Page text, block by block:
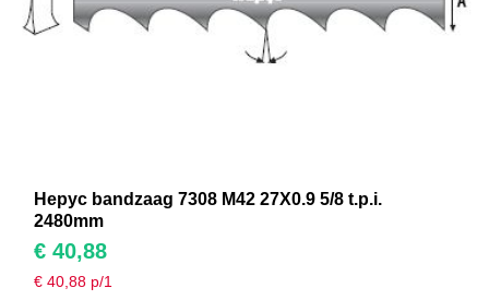
Hepyc bandzaag 7308 M42 27X0.9 5/8 t.p.i.
2480mm
€ 40,88
€40,88 p/1